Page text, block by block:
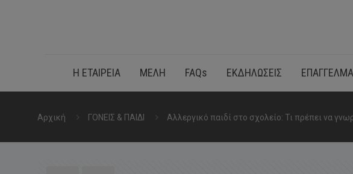
Η ΕΤΑΙΡΕΙΑ ΜΕΛΗ FAQs ΕΚΔΗΛΩΣΕΙΣ
Αρχική ΓΟΝΕΙΣ & ΠΑΙΔΙ Αλλεργικό παιδί στο σχολείο: Τι πρέπει να